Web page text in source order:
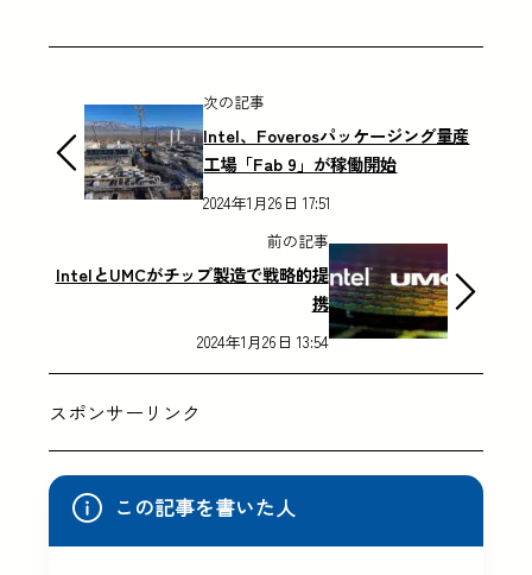
次の記事
Intel、Foverosパッケージング量産
工場「Fab 9」が稼働開始
2024年1月26日 17:51
前の記事
IntelとUMCがチップ製造で戦略的提
携
2024年1月26日 13:54
スポンサーリンク
この記事を書いた人